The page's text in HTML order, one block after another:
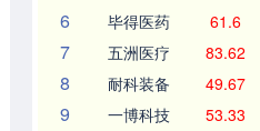
6 毕得医药 61.6
7 五洲医疗 83.62
8 耐科装备 49.67
9 一博科技 53.33